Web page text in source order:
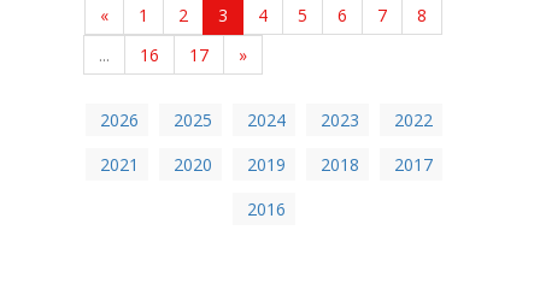
« 1 2 3 4 5 6 7
8
...
16 17 »
2026 2025 2024 2023
2022
2021
2020 2019 2018
2017
2016